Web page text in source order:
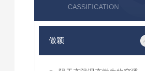
CASSIFICATION
傲颖